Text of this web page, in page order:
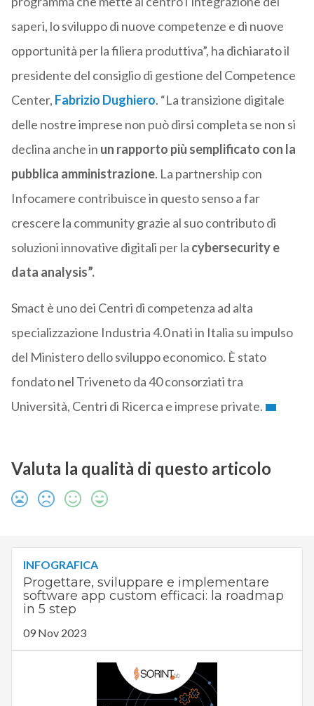
saperi, lo sviluppo di nuove competenze e di nuove
opportunità per la filiera produttiva”, ha dichiarato il
presidente del consiglio di gestione del Competence
Center, Fabrizio Dughiero. “La transizione digitale
delle nostre imprese non può dirsi completa se non si
declina anche in un rapporto più semplificato con la
pubblica amministrazione. La partnership con
Infocamere contribuisce in questo senso a far
crescere la community grazie al suo contributo di
soluzioni innovative digitali per la cybersecurity e
data analysis”.
Smact è uno dei Centri di competenza ad alta
specializzazione Industria 4.0 nati in Italia su impulso
del Ministero dello sviluppo economico. È stato
fondato nel Triveneto da 40 consorziati tra
Università, Centri di Ricerca e imprese private.
Valuta la qualità di questo articolo
INFOGRAFICA
Progettare, sviluppare e implementare
software app custom efficaci: la roadmap
in 5 step
09 Nov 2023